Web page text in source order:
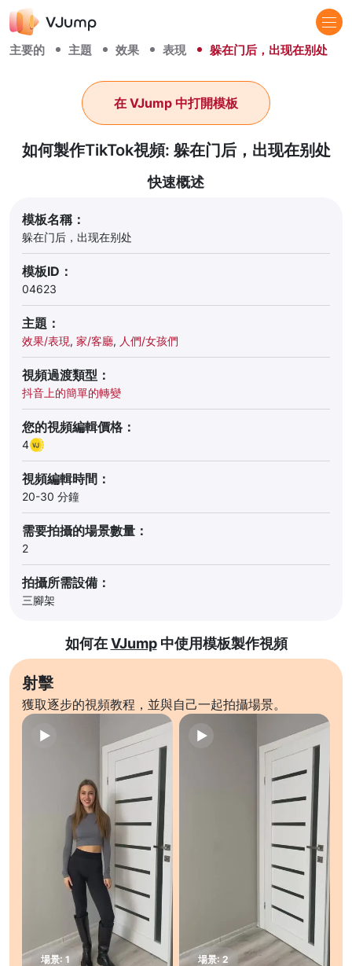
主要的 主題 效果 表現 躲在门后，出现在别处
如何製作TikTok視頻: 躲在门后，出现在别处
在 VJump 中打開模板
快速概述
模板名稱：
躲在门后，出现在别处
模板ID：
04623
主題：
效果/表現, 家/客廳, 人們/女孩們
視頻過渡類型：
抖音上的簡單的轉變
您的視頻編輯價格：
4
視頻編輯時間：
20-30 分鐘
需要拍攝的場景數量：
2
拍攝所需設備：
三腳架
如何在VJump中使用模板製作視頻
射擊
獲取逐步的視頻教程，並與自己一起拍攝場景。